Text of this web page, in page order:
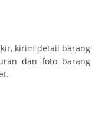
kirim detail barang
dan foto barang